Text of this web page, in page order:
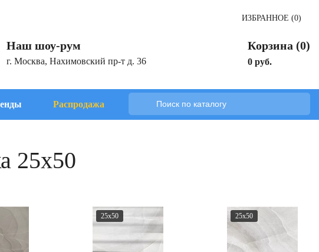
ИЗБРАННОЕ (0)
Наш шоу-рум
г. Москва, Нахимовский пр-т д. 36
Корзина (0)
0 руб.
Распродажа
25x50
25x50 25x50